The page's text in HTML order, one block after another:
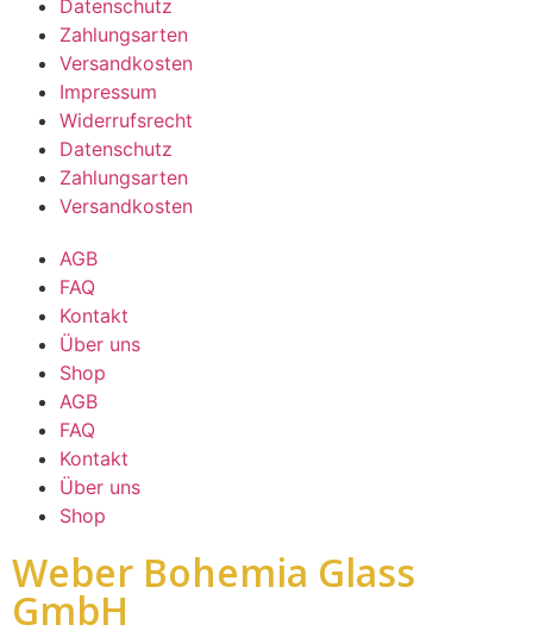
Datenschutz
Zahlungsarten
Versandkosten
Impressum
Widerrufsrecht
Datenschutz
Zahlungsarten
Versandkosten
AGB
FAQ
Kontakt
Über uns
Shop
AGB
FAQ
Kontakt
Über uns
Shop
Weber Bohemia Glass
GmbH